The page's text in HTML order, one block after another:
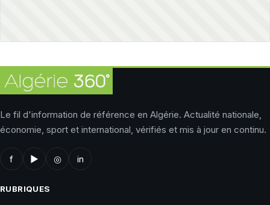
Le fil d'information de référence en Algérie. Actualité nationale,
économie, sport et international, vérifiés et mis à jour en continu.
f ▶ ◎ in
RUBRIQUES